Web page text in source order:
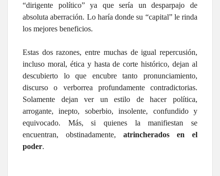
“dirigente político” ya que sería un desparpajo de
absoluta aberración. Lo haría donde su “capital” le rinda
los mejores beneficios.
Estas dos razones, entre muchas de igual repercusión,
incluso moral, ética y hasta de corte histórico, dejan al
descubierto lo que encubre tanto pronunciamiento,
discurso o verborrea profundamente contradictorias.
Solamente dejan ver un estilo de hacer política,
arrogante, inepto, soberbio, insolente, confundido y
equivocado. Más, si quienes la manifiestan se
encuentran, obstinadamente, atrincherados en el
poder.